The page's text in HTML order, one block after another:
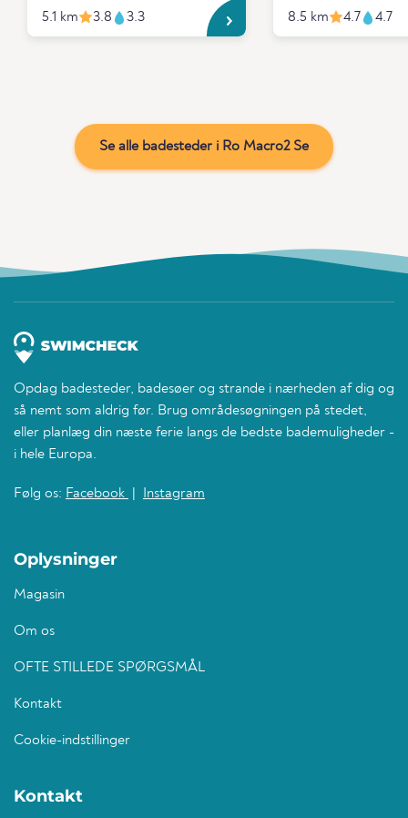
5.1 km 3.8 3.3 8.5 km 4.7 4.7
Se alle badesteder i Ro Macro2 Se
Opdag badesteder, badesøer og strande i nærheden af dig og
så nemt som aldrig før. Brug områdesøgningen på stedet,
eller planlæg din næste ferie langs de bedste bademuligheder -
i hele Europa.
Følg os: Facebook Instagram
Oplysninger
Magasin
Om os
OFTE STILLEDE SPØRGSMÅL
Kontakt
Cookie-indstillinger
Kontakt